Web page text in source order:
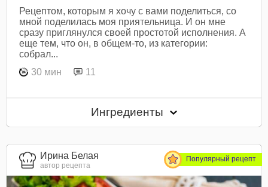
Рецептом, которым я хочу с вами поделиться, со
мной поделилась моя приятельница. И он мне
сразу приглянулся своей простотой исполнения. А
еще тем, что он, в общем-то, из категории:
собрал...
30 мин
11
Ингредиенты
Ирина Белая
автор рецепта
Популярный рецепт